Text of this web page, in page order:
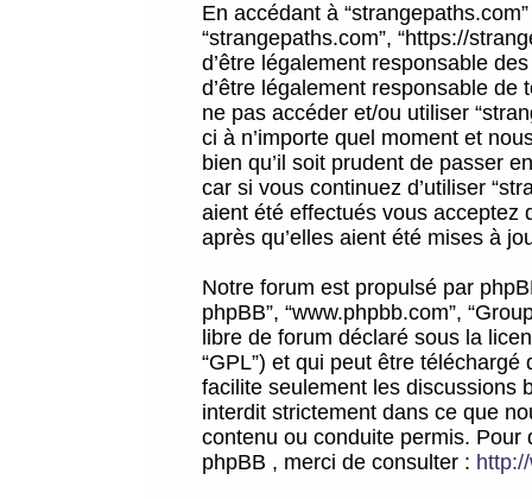
En accédant à
“strangepaths.com”, “https://
d’être légalement responsable
d’être légalement responsable
ne pas accéder et/ou utiliser
ci à n’importe quel moment et
bien qu’il soit prudent de passer
car si vous continuez d’utiliser
aient été effectués vous acceptez
après qu’elles aient été mises à
Notre forum est propulsé par
phpBB”, “www.phpbb.com”,
libre de forum déclaré sous la
“GPL”) et qui peut être téléchargé
facilite seulement les discussions
interdit strictement dans ce que
contenu ou conduite permis.
phpBB , merci de consulter :